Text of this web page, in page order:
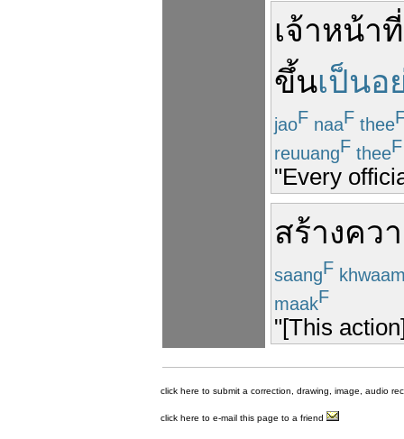
เจ้าหน้าที่
ขึ้นเป็นอ
jaoF naaF thee
reuuangF theeF
"Every
สร้างคว
saangF
maakF
"[This
click here to submit a correction, drawing, image, audio
click here to e-mail this page to a friend